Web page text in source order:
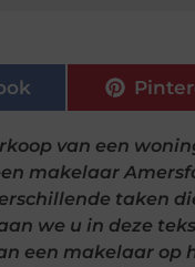
van een
makelaar
taken
we u in deze
een makelaar